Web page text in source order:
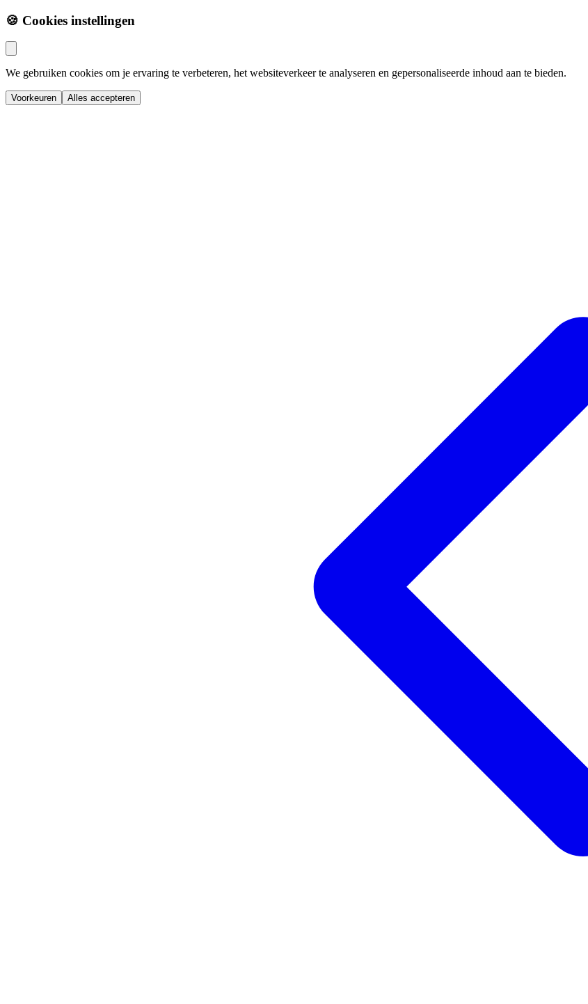
🍪 Cookies instellingen
We gebruiken cookies om je ervaring te verbeteren, het websiteverkeer te analyseren en gepersonaliseerde inhoud aan te bieden.
Voorkeuren Alles accepteren